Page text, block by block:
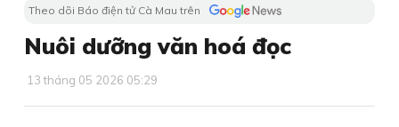
Theo dõi Báo điện tử Cà Mau trên
Nuôi dưỡng văn hoá đọc
13 tháng 05 2026 05:29